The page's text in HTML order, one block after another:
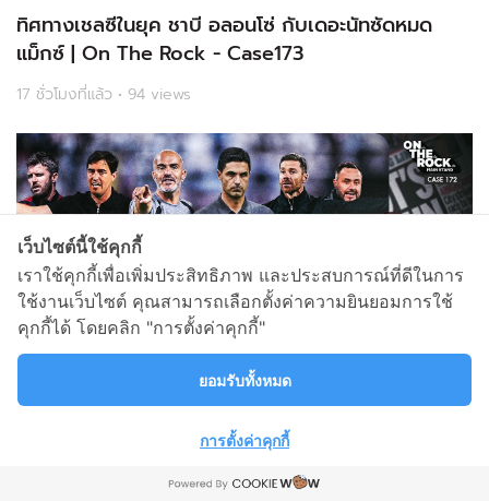
ทิศทางเชลซีในยุค ชาบี อลอนโซ่ กับเดอะนัทซัดหมด
แม็กซ์ | On The Rock - Case173
17 ชั่วโมงที่แล้ว • 94 views
ส่องบิ๊ก 6 EPL 2026/27 เปลี่ยนครั้งนี้ จะรอดหรือจะ
ร่วง ? | On The Rock - Case172
1 สัปดาห์ที่แล้ว • 807 views
เว็บไซต์นี้ใช้คุกกี้
เราใช้คุกกี้เพื่อเพิ่มประสิทธิภาพ และประสบการณ์ที่ดีในการ
ใช้งานเว็บไซต์ คุณสามารถเลือกตั้งค่าความยินยอมการใช้
คุกกี้ได้ โดยคลิก "การตั้งค่าคุกกี้"
ยอมรับทั้งหมด
การตั้งค่าคุกกี้